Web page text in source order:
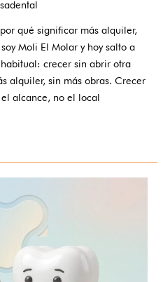
qué significar más alquiler,
Moli El Molar y hoy salto a
crecer sin abrir otra
alquiler, sin más obras. Crecer
alcance, no el local